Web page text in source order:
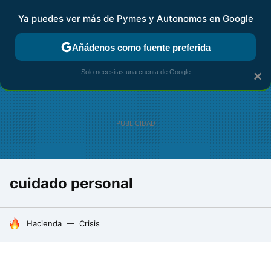
FISCALIDAD Y CONTABILIDAD KIT DIGITAL RENTA
cuidado personal
HOY SE HABLA DE
Hacienda Crisis
×
Ya puedes ver más de Pymes y Autonomos en Google
Añádenos como fuente preferida
Solo necesitas una cuenta de Google